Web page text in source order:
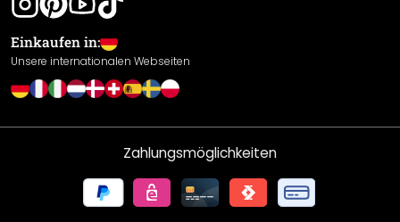
Leistungserklärung / CE-Zeichen
Cookie Einstellungen
Einkaufen in:
Unsere internationalen Webseiten
Zahlungsmöglichkeiten